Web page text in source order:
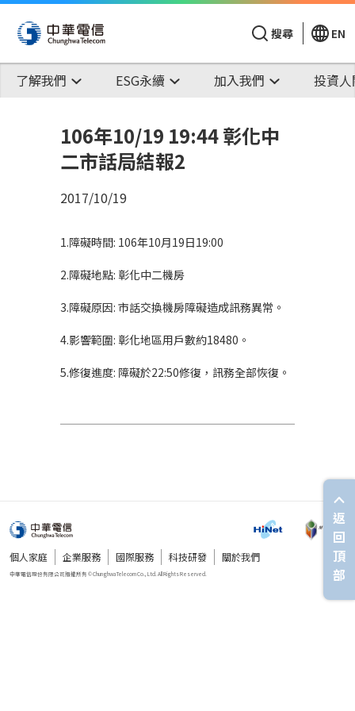
搜尋 EN
了解我們 ESG永續 加入我們 投資
106年10/19 19:44 彰化中
二市話局結報2
2017/10/19
1.障礙時間: 106年10月19日19:00
2.障礙地點: 彰化中二機房
3.障礙原因: 市話交換機房障礙造成訊務異常。
4.影響範圍: 彰化地區用戶數約18480。
5.修復進度: 障礙於22:50修復，訊務全部恢復。
個人家庭 企業服務 國際服務 科技研發 關於我們
返
回
頂
部